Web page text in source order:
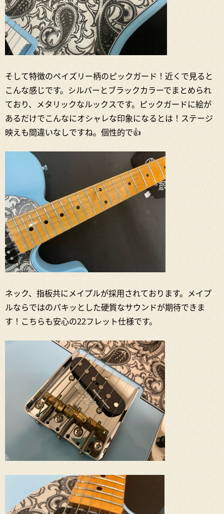
そして特徴のペイズリー柄のピックガード！近くで見ると
こんな感じです。シルバーとブラックカラーでまとめられ
ており、メタリックなルックスです。ピックガードに絵が
あるだけでこんなにオシャレな印象になるとは！ステージ
映えも間違いなしですね。個性的で👍
ネック、指板共にメイプルが採用されております。メイプ
ルならではのパキッとした硬質なサウンドが期待できま
す！こちらも安心の22フレット仕様です。